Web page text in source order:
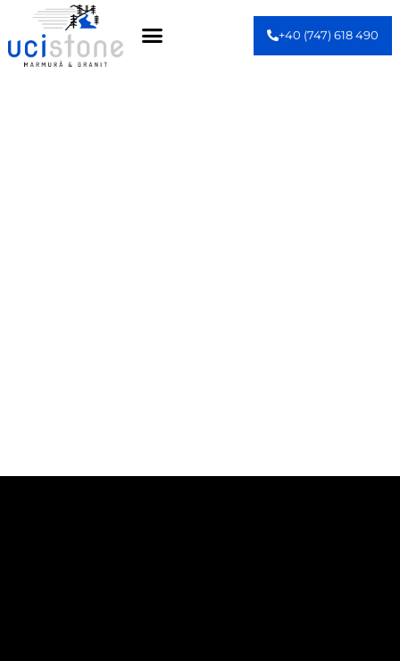
+40 (747) 618 490